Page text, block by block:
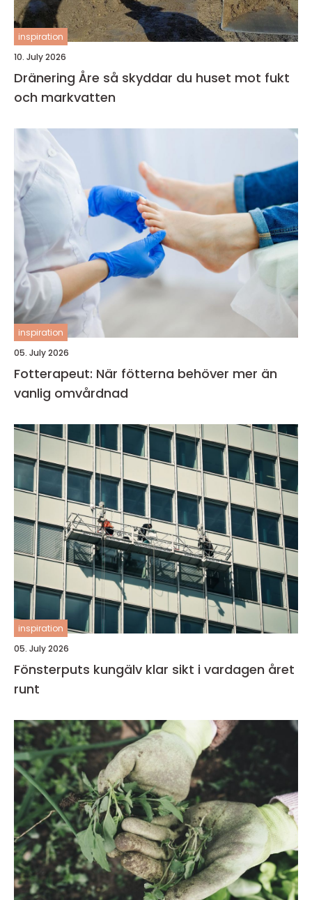
inspiration
10. July 2026
Dränering Åre så skyddar du huset mot fukt
och markvatten
inspiration
05. July 2026
Fotterapeut: När fötterna behöver mer än
vanlig omvårdnad
inspiration
05. July 2026
Fönsterputs kungälv klar sikt i vardagen året
runt